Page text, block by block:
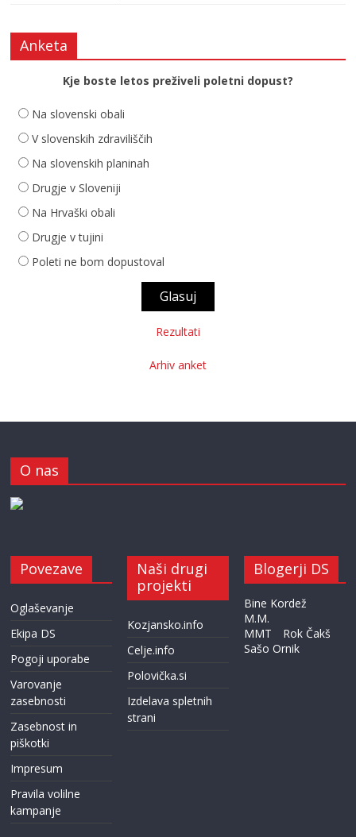
Anketa
Kje boste letos preživeli poletni dopust?
Na slovenski obali
V slovenskih zdraviliščih
Na slovenskih planinah
Drugje v Sloveniji
Na Hrvaški obali
Drugje v tujini
Poleti ne bom dopustoval
Rezultati
Arhiv anket
O nas
Povezave
Oglaševanje
Ekipa DS
Pogoji uporabe
Varovanje
zasebnosti
Zasebnost in
piškotki
Impresum
Pravila volilne
kampanje
Naši drugi
projekti
Kozjansko.info
Celje.info
Polovička.si
Izdelava spletnih
strani
Blogerji DS
Bine Kordež
M.M.
MMT
Rok Čakš
Sašo Ornik